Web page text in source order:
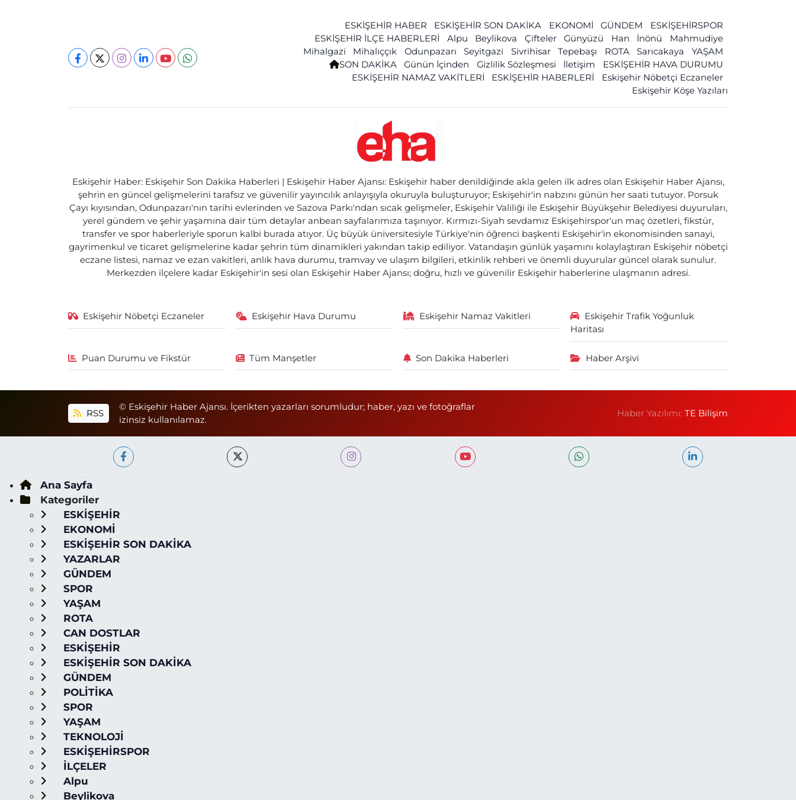
ESKİŞEHİR HABER ESKİŞEHİR SON DAKİKA EKONOMİ GÜNDEM
ESKİŞEHİRSPOR
ESKİŞEHİR İLÇE HABERLERİ
Alpu Beylikova Çifteler Günyüzü Han İnönü
Mahmudiye
Mihalgazi
Mihalıççık Odunpazarı Seyitgazi Sivrihisar Tepebaşı ROTA Sarıcakaya
YAŞAM
SON DAKİKA
Günün İçinden Gizlilik Sözleşmesi İletişim
ESKİŞEHİR HAVA DURUMU
ESKİŞEHİR NAMAZ VAKİTLERİ
ESKİŞEHİR HABERLERİ
Eskişehir Nöbetçi Eczaneler
Eskişehir Köşe Yazıları
Eskişehir Haber: Eskişehir Son Dakika Haberleri | Eskişehir Haber Ajansı: Eskişehir haber denildiğinde akla gelen ilk adres olan Eskişehir Haber Ajansı,
şehrin en güncel gelişmelerini tarafsız ve güvenilir yayıncılık anlayışıyla okuruyla buluşturuyor; Eskişehir'in nabzını günün her saati tutuyor. Porsuk
Çayı kıyısından, Odunpazarı'nın tarihi evlerinden ve Sazova Parkı'ndan sıcak gelişmeler, Eskişehir Valiliği ile Eskişehir Büyükşehir Belediyesi duyuruları,
yerel gündem ve şehir yaşamına dair tüm detaylar anbean sayfalarımıza taşınıyor. Kırmızı-Siyah sevdamız Eskişehirspor'un maç özetleri, fikstür,
transfer ve spor haberleriyle sporun kalbi burada atıyor. Üç büyük üniversitesiyle Türkiye'nin öğrenci başkenti Eskişehir'in ekonomisinden sanayi,
gayrimenkul ve ticaret gelişmelerine kadar şehrin tüm dinamikleri yakından takip ediliyor. Vatandaşın günlük yaşamını kolaylaştıran Eskişehir nöbetçi
eczane listesi, namaz ve ezan vakitleri, anlık hava durumu, tramvay ve ulaşım bilgileri, etkinlik rehberi ve önemli duyurular güncel olarak sunulur.
Merkezden ilçelere kadar Eskişehir'in sesi olan Eskişehir Haber Ajansı; doğru, hızlı ve güvenilir Eskişehir haberlerine ulaşmanın adresi.
Eskişehir Nöbetçi Eczaneler Eskişehir Hava Durumu Eskişehir Namaz Vakitleri
Eskişehir Trafik Yoğunluk
Haritası
Puan Durumu ve Fikstür Tüm Manşetler Son Dakika Haberleri Haber Arşivi
RSS
© Eskişehir Haber Ajansı. İçerikten yazarları sorumludur; haber, yazı ve fotoğraflar
izinsiz kullanılamaz.
Haber Yazılımı:TE Bilişim
Ana Sayfa
Kategoriler
ESKİŞEHİR
EKONOMİ
ESKİŞEHİR SON DAKİKA
YAZARLAR
GÜNDEM
SPOR
YAŞAM
ROTA
CAN DOSTLAR
ESKİŞEHİR
ESKİŞEHİR SON DAKİKA
GÜNDEM
POLİTİKA
SPOR
YAŞAM
TEKNOLOJİ
ESKİŞEHİRSPOR
İLÇELER
Alpu
Beylikova